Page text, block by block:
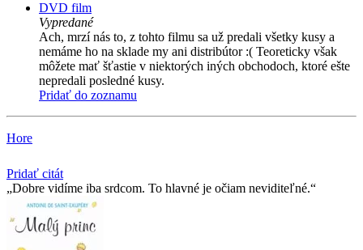
DVD film
Vypredané
Ach, mrzí nás to, z tohto filmu sa už predali všetky kusy a
nemáme ho na sklade my ani distribútor :( Teoreticky však
môžete mať šťastie v niektorých iných obchodoch, ktoré ešte
nepredali posledné kusy.
Pridať do zoznamu
Hore
Pridať citát
Dobre vidíme iba srdcom. To hlavné je očiam neviditeľné.